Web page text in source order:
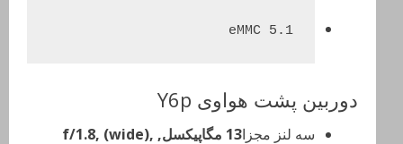
eMMC 5.1
دوربین پشت هواوی Y6p
سه لنز مجزا
13 مگاپیکسل, f/1.8, (wide),